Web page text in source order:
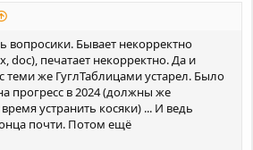
вопросики. Бывает некорректно
doc), печатает некорректно. Да и
теми же ГуглТаблицами устарел. Было
прогресс в 2024 (должны же
устранить косяки) ... И ведь
почти. Потом ещё